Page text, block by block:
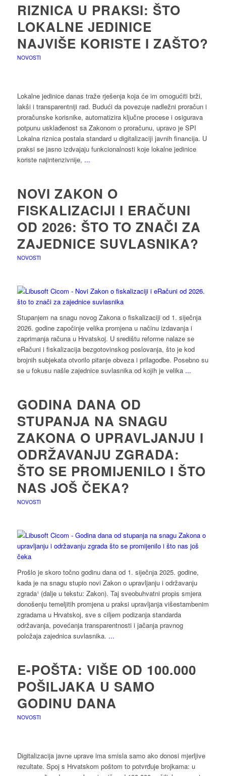
RIZNICA U PRAKSI: ŠTO
LOKALNE JEDINICE
NAJVIŠE KORISTE I ZAŠTO?
NOVOSTI
Lokalne jedinice danas traže rješenja koja će im omogućiti brži,
lakši i transparentniji rad. Budući da povezuje nadležni proračun i
proračunske korisnike, automatizira ključne procese i osigurava
potpunu usklađenost sa Zakonom o proračunu, upravo je SPI
Lokalna riznica postala standard u digitalizaciji javnih financija. U
praksi se jasno izdvajaju funkcionalnosti koje lokalne jedinice
koriste najintenzivnije, ...
NOVI ZAKON O
FISKALIZACIJI I ERAČUNI
OD 2026: ŠTO TO ZNAČI ZA
ZAJEDNICE SUVLASNIKA?
NOVOSTI
Stupanjem na snagu novog Zakona o fiskalizaciji od 1. siječnja
2026. godine započinje velika promjena u načinu izdavanja i
zaprimanja računa u Hrvatskoj. U središtu reforme nalaze se
eRačuni i fiskalizacija bezgotovinskog poslovanja, što je kod
brojnih subjekata otvorilo pitanje obveza i prilagodbe. Posebno su
se u fokusu našle zajednice suvlasnika od kojih je velika ...
GODINA DANA OD
STUPANJA NA SNAGU
ZAKONA O UPRAVLJANJU I
ODRŽAVANJU ZGRADA:
ŠTO SE PROMIJENILO I ŠTO
NAS JOŠ ČEKA?
NOVOSTI
Prošlo je skoro točno godinu dana od 1. siječnja 2025. godine,
kada je na snagu stupio novi Zakon o upravljanju i održavanju
zgrada¹ (dalje u tekstu: Zakon). Taj sveobuhvatni propis smjera
donošenju temeljitih promjena u praksi upravljanja višestambenim
zgradama u Hrvatskoj, sve s ciljem podizanja standarda
održavanja, povećanja transparentnosti i jačanja pravnog
položaja zajednica suvlasnika. ...
E-POŠTA: VIŠE OD 100.000
POŠILJAKA U SAMO
GODINU DANA
NOVOSTI
Digitalizacija javne uprave ima smisla samo ako donosi mjerljive
rezultate. Spoj s Hrvatskom poštom to potvrđuje brojkama: u